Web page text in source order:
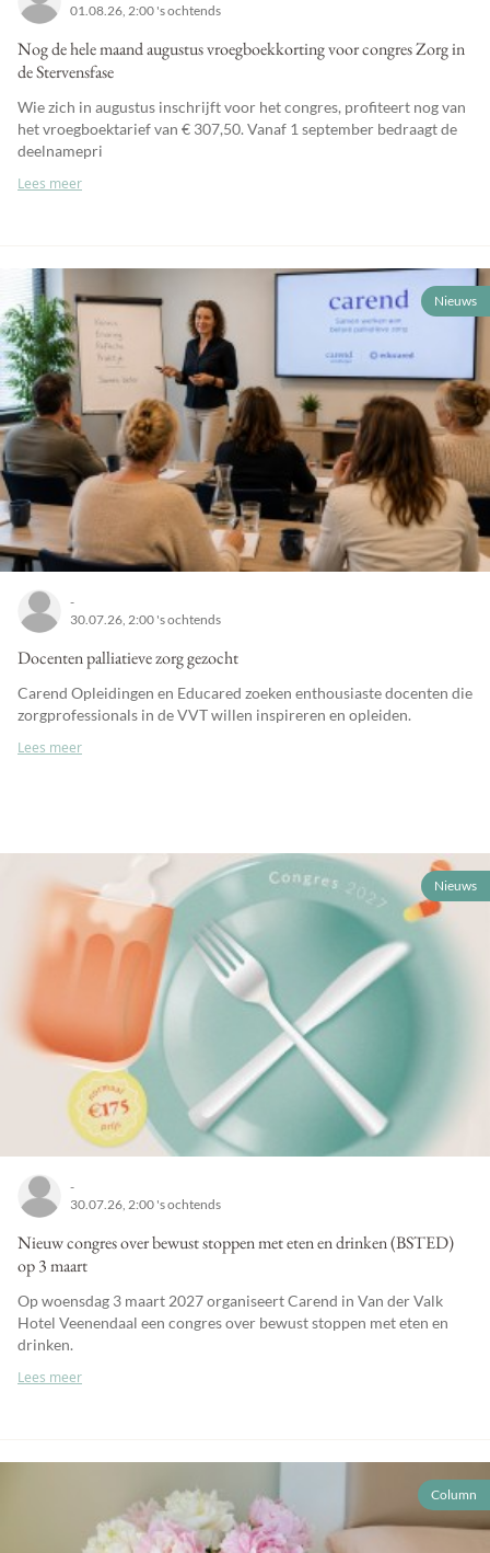
01.08.26, 2:00 's ochtends
Nog de hele maand augustus vroegboekkorting voor congres Zorg in
de Stervensfase
Wie zich in augustus inschrijft voor het congres, profiteert nog van
het vroegboektarief van € 307,50. Vanaf 1 september bedraagt de
deelnamepri
Lees meer
Nieuws
-
30.07.26, 2:00 's ochtends
Docenten palliatieve zorg gezocht
Carend Opleidingen en Educared zoeken enthousiaste docenten die
zorgprofessionals in de VVT willen inspireren en opleiden.
Lees meer
Nieuws
-
30.07.26, 2:00 's ochtends
Nieuw congres over bewust stoppen met eten en drinken (BSTED)
op 3 maart
Op woensdag 3 maart 2027 organiseert Carend in Van der Valk
Hotel Veenendaal een congres over bewust stoppen met eten en
drinken.
Lees meer
Column